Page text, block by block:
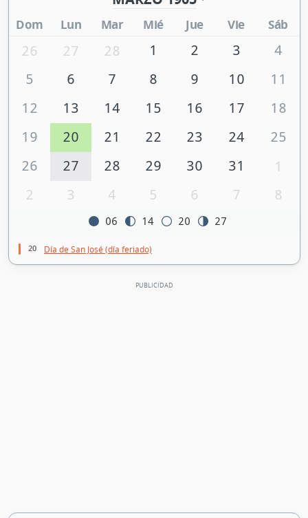
Dom Lun Mar Mié Jue Vie Sáb
26 27 28 1 2 3
4
5
6 7 8 9 10
11
12
13 14 15 16 17
18
19
20 21 22 23 24
25
26
27 28 29 30 31
1
2
3 4 5 6 7 8
06 14 20 27
20 Día de San José (día feriado)